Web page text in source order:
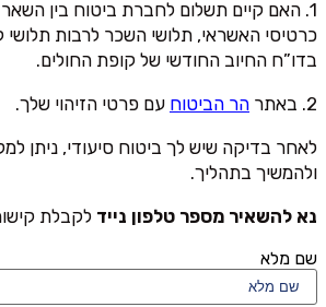
1. האם קיים תשלום לחברת ביטוח בין
כרטיסי האשראי, תלושי השכר לרבות תלושי
בדו”ח החיוב החודשי של קופת החולים.
2. באתר
הר הביטוח עם פרטי הזיהוי שלך.
לאחר בדיקה שיש לך ביטוח סיעודי, ניתן
ולהמשיך בתהליך.
נא להשאיר מספר טלפון נייד לקבלת
שם מלא